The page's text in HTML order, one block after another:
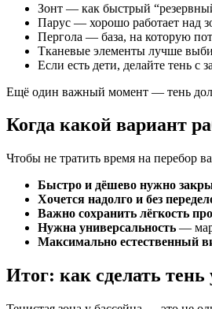
Зонт — как быстрый
Парус — хорошо работает над
Пергола — база, на которую
Тканевые элементы лучше
Если есть дети, делайте тень
Ещё один важный момент — тень
Когда какой вариант
Чтобы не тратить время на перебор
Быстро и дёшево нужно
Хочется надолго и без
Важно сохранить лёгкость
Нужна универсальность —
Максимально естественный
Итог: как сделать